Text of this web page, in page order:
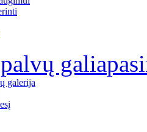
galia
galerija